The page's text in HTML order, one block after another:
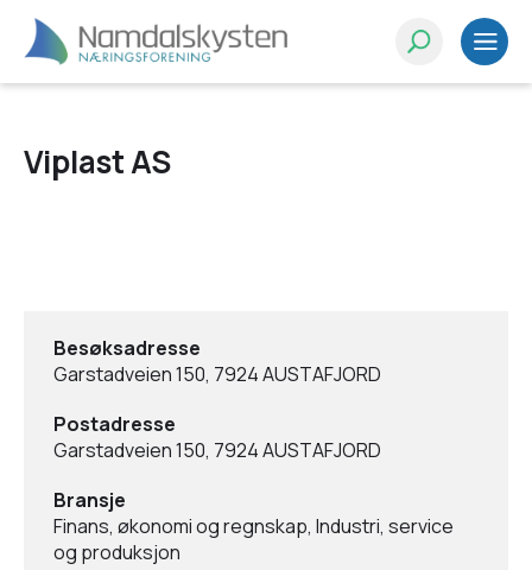
Viplast AS
Besøksadresse
Garstadveien 150, 7924 AUSTAFJORD
Postadresse
Garstadveien 150, 7924 AUSTAFJORD
Bransje
Finans, økonomi og regnskap, Industri, service
og produksjon